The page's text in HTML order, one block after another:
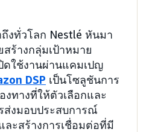
ถึงทั่วโลก Nestlé หันมา
สร้างกลุ่มเป้าหมาย
ดใช้งานผ่านแคมเปญ
DSP เป็นโซลูชันการ
ทางที่ให้ตัวเลือกและ
ส่งมอบประสบการณ์
ะสร้างการเชื่อมต่อที่มี